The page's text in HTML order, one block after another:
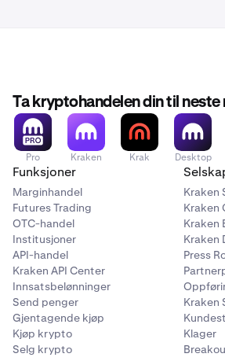
Ta kryptohandelen din til neste
Pro Kraken Krak Desktop
Funksjoner
Marginhandel
Futures Trading
OTC-handel
Institusjoner
API-handel
Kraken API Center
Innsatsbelønninger
Send penger
Gjentagende kjøp
Kjøp krypto
Selg krypto
Kraken
Kraken
Kraken
Kraken
Press
Kraken
Klager